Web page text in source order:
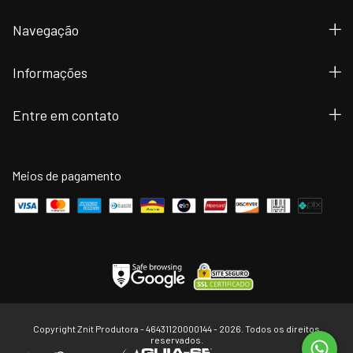
Navegação
Informações
Entre em contato
Meios de pagamento
Copyright Znit Produtora - 46431120000144 - 2026. Todos os direitos
reservados.